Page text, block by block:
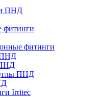
ПНД
фитинги
фитинги
ПНД
ПНД
Irritec